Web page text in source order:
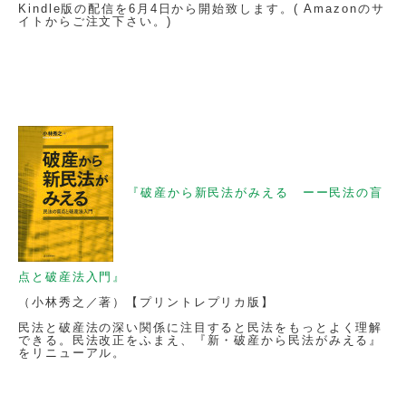
Kindle版の配信を6月4日から開始致します。( Amazonのサ
イトからご注文下さい。)
『破産から新民法がみえる ーー民法の盲
点と破産法入門』
（小林秀之／著）【プリントレプリカ版】
民法と破産法の深い関係に注目すると民法をもっとよく理解
できる。民法改正をふまえ、『新・破産から民法がみえる』
をリニューアル。